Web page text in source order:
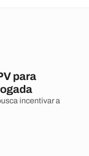
para
incentivar a